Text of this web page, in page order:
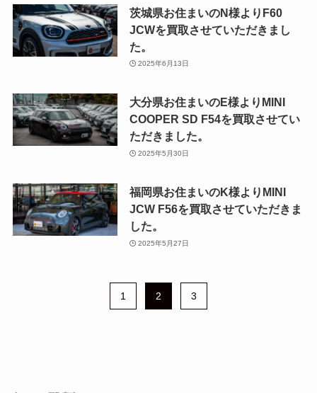
茨城県お住まいのN様よりF60
JCWを買取させていただきまし
た。
2025年6月13日
大分県お住まいのE様よりMINI
COOPER SD F54を買取させてい
ただきました。
2025年5月30日
福岡県お住まいのK様よりMINI
JCW F56を買取させていただきま
した。
2025年5月27日
1 2 3